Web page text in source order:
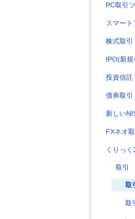
PC取引
スマート
株式取引
IPO(新
投資信託
債券取引
新しい
FXネオ取
くりっく
取引
取
取